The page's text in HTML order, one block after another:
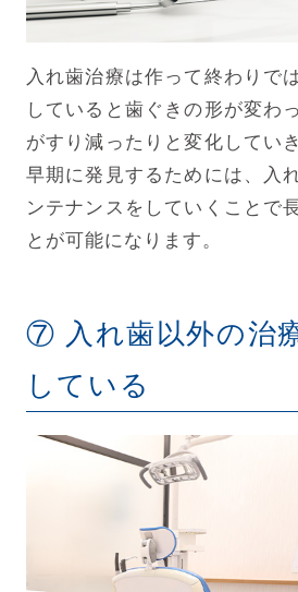
入れ歯治療は作って終わりで
していると歯ぐきの形が変わ
がすり減ったりと変化してい
早期に発見するためには、入
ンテナンスをしていくことで
とが可能になります。
⑦ 入れ歯以外の治
している